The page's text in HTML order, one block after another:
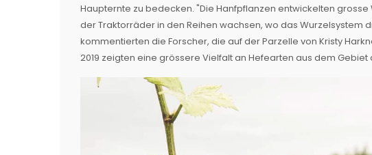
Haupternte zu bedecken. "Die Hanfpflanzen entwickelten
der Traktorräder in den Reihen wachsen, wo das
kommentierten die Forscher, die auf der Parzelle von Kristy
2019 zeigten eine grössere Vielfalt an Hefearten aus dem